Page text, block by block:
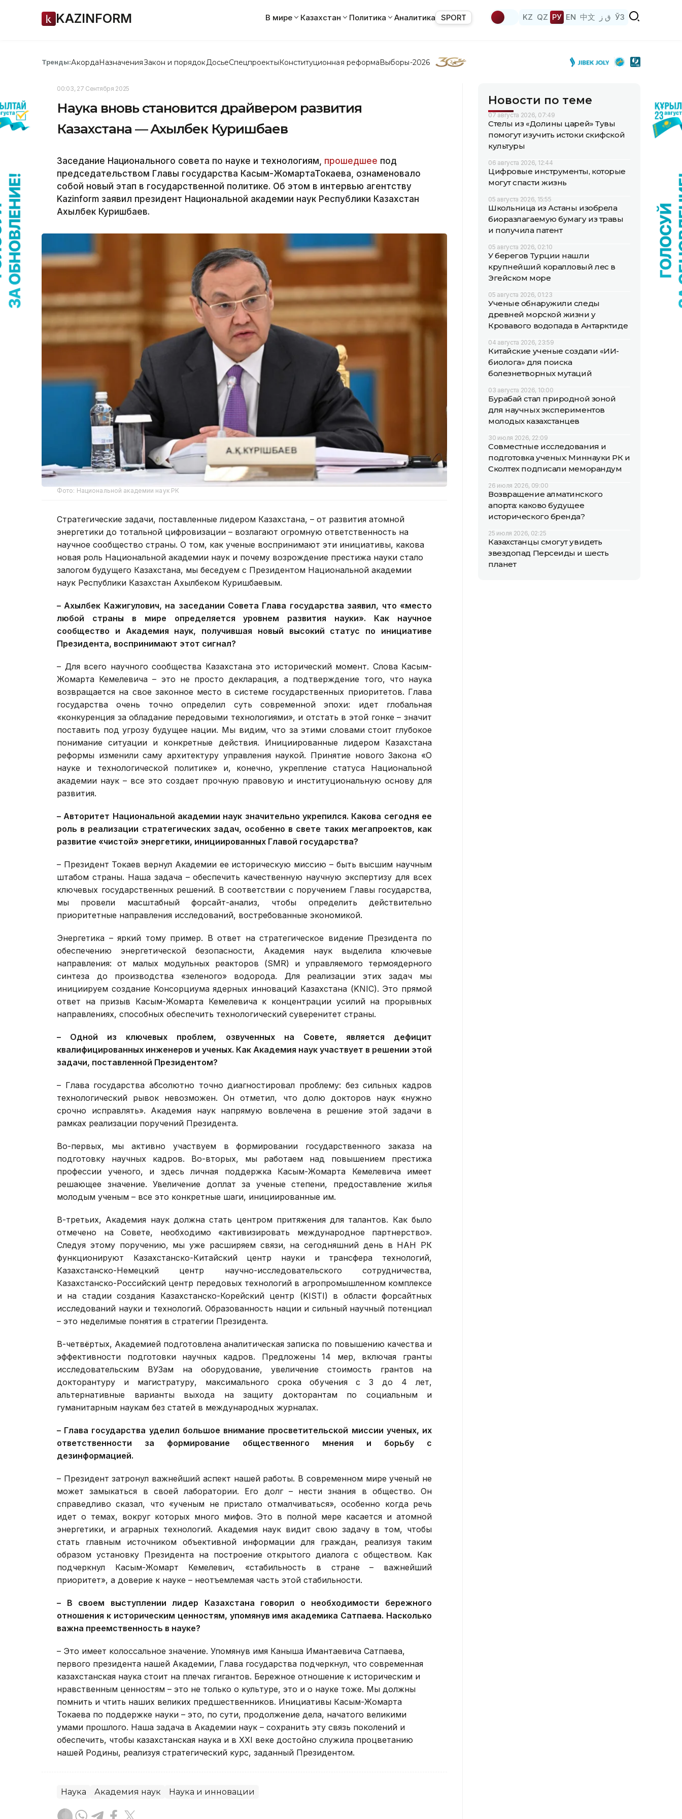
KAZINFORM В мире Казахстан Политика Аналитика SPORT KZ QZ РУ EN 中文 ق ز ЎЗ
Тренды:АкордаНазначенияЗакон и порядок ДосьеСпецпроектыКонституционная реформаВыборы-2026
00:03, 27 Сентября 2025
Наука вновь становится драйвером развития
Казахстана — Ахылбек Куришбаев
Заседание Национального совета по науке и технологиям, прошедшее под
председательством Главы государства Касым-ЖомартаТокаева, ознаменовало
собой новый этап в государственной политике. Об этом в интервью агентству
Kazinform заявил президент Национальной академии наук Республики Казахстан
Ахылбек Куришбаев.
Фото: Национальной академии наук РК
Стратегические задачи, поставленные лидером Казахстана, – от развития атомной
энергетики до тотальной цифровизации – возлагают огромную ответственность на
научное сообщество страны. О том, как ученые воспринимают эти инициативы, какова
новая роль Национальной академии наук и почему возрождение престижа науки стало
залогом будущего Казахстана, мы беседуем с Президентом Национальной академии
наук Республики Казахстан Ахылбеком Куришбаевым.
– Ахылбек Кажигулович, на заседании Совета Глава государства заявил, что «место
любой страны в мире определяется уровнем развития науки». Как научное
сообщество и Академия наук, получившая новый высокий статус по инициативе
Президента, воспринимают этот сигнал?
– Для всего научного сообщества Казахстана это исторический момент. Слова Касым-
Жомарта Кемелевича – это не просто декларация, а подтверждение того, что наука
возвращается на свое законное место в системе государственных приоритетов. Глава
государства очень точно определил суть современной эпохи: идет глобальная
«конкуренция за обладание передовыми технологиями», и отстать в этой гонке – значит
поставить под угрозу будущее нации. Мы видим, что за этими словами стоит глубокое
понимание ситуации и конкретные действия. Инициированные лидером Казахстана
реформы изменили саму архитектуру управления наукой. Принятие нового Закона «О
науке и технологической политике» и, конечно, укрепление статуса Национальной
академии наук – все это создает прочную правовую и институциональную основу для
развития.
– Авторитет Национальной академии наук значительно укрепился. Какова сегодня ее
роль в реализации стратегических задач, особенно в свете таких мегапроектов, как
развитие «чистой» энергетики, инициированных Главой государства?
– Президент Токаев вернул Академии ее историческую миссию – быть высшим научным
штабом страны. Наша задача – обеспечить качественную научную экспертизу для всех
ключевых государственных решений. В соответствии с поручением Главы государства,
мы провели масштабный форсайт-анализ, чтобы определить действительно
приоритетные направления исследований, востребованные экономикой.
Энергетика – яркий тому пример. В ответ на стратегическое видение Президента по
обеспечению энергетической безопасности, Академия наук выделила ключевые
направления: от малых модульных реакторов (SMR) и управляемого термоядерного
синтеза до производства «зеленого» водорода. Для реализации этих задач мы
инициируем создание Консорциума ядерных инноваций Казахстана (KNIC). Это прямой
ответ на призыв Касым-Жомарта Кемелевича к концентрации усилий на прорывных
направлениях, способных обеспечить технологический суверенитет страны.
– Одной из ключевых проблем, озвученных на Совете, является дефицит
квалифицированных инженеров и ученых. Как Академия наук участвует в решении этой
задачи, поставленной Президентом?
– Глава государства абсолютно точно диагностировал проблему: без сильных кадров
технологический рывок невозможен. Он отметил, что долю докторов наук «нужно
срочно исправлять». Академия наук напрямую вовлечена в решение этой задачи в
рамках реализации поручений Президента.
Во-первых, мы активно участвуем в формировании государственного заказа на
подготовку научных кадров. Во-вторых, мы работаем над повышением престижа
профессии ученого, и здесь личная поддержка Касым-Жомарта Кемелевича имеет
решающее значение. Увеличение доплат за ученые степени, предоставление жилья
молодым ученым – все это конкретные шаги, инициированные им.
В-третьих, Академия наук должна стать центром притяжения для талантов. Как было
отмечено на Совете, необходимо «активизировать международное партнерство».
Следуя этому поручению, мы уже расширяем связи, на сегодняшний день в НАН РК
функционируют Казахстанско-Китайский центр науки и трансфера технологий,
Казахстанско-Немецкий центр научно-исследовательского сотрудничества,
Казахстанско-Российский центр передовых технологий в агропромышленном комплексе
и на стадии создания Казахстанско-Корейский центр (KISTI) в области форсайтных
исследований науки и технологий. Образованность нации и сильный научный потенциал
– это неделимые понятия в стратегии Президента.
В-четвёртых, Академией подготовлена аналитическая записка по повышению качества и
эффективности подготовки научных кадров. Предложены 14 мер, включая гранты
исследовательским ВУЗам на оборудование, увеличение стоимость грантов на
докторантуру и магистратуру, максимального срока обучения с 3 до 4 лет,
альтернативные варианты выхода на защиту докторантам по социальным и
гуманитарным наукам без статей в международных журналах.
– Глава государства уделил большое внимание просветительской миссии ученых, их
ответственности за формирование общественного мнения и борьбу с
дезинформацией.
– Президент затронул важнейший аспект нашей работы. В современном мире ученый не
может замыкаться в своей лаборатории. Его долг – нести знания в общество. Он
справедливо сказал, что «ученым не пристало отмалчиваться», особенно когда речь
идет о темах, вокруг которых много мифов. Это в полной мере касается и атомной
энергетики, и аграрных технологий. Академия наук видит свою задачу в том, чтобы
стать главным источником объективной информации для граждан, реализуя таким
образом установку Президента на построение открытого диалога с обществом. Как
подчеркнул Касым-Жомарт Кемелевич, «стабильность в стране – важнейший
приоритет», а доверие к науке – неотъемлемая часть этой стабильности.
– В своем выступлении лидер Казахстана говорил о необходимости бережного
отношения к историческим ценностям, упомянув имя академика Сатпаева. Насколько
важна преемственность в науке?
– Это имеет колоссальное значение. Упомянув имя Каныша Имантаевича Сатпаева,
первого президента нашей Академии, Глава государства подчеркнул, что современная
казахстанская наука стоит на плечах гигантов. Бережное отношение к историческим и
нравственным ценностям – это не только о культуре, это и о науке тоже. Мы должны
помнить и чтить наших великих предшественников. Инициативы Касым-Жомарта
Токаева по поддержке науки – это, по сути, продолжение дела, начатого великими
умами прошлого. Наша задача в Академии наук – сохранить эту связь поколений и
обеспечить, чтобы казахстанская наука и в XXI веке достойно служила процветанию
нашей Родины, реализуя стратегический курс, заданный Президентом.
Наука Академия наук Наука и инновации
Новости по теме
07 августа 2026, 07:49
Стелы из «Долины царей» Тувы
помогут изучить истоки скифской
культуры
06 августа 2026, 12:44
Цифровые инструменты, которые
могут спасти жизнь
05 августа 2026, 15:55
Школьница из Астаны изобрела
биоразлагаемую бумагу из травы
и получила патент
05 августа 2026, 02:10
У берегов Турции нашли
крупнейший коралловый лес в
Эгейском море
05 августа 2026, 01:23
Ученые обнаружили следы
древней морской жизни у
Кровавого водопада в Антарктиде
04 августа 2026, 23:59
Китайские ученые создали «ИИ-
биолога» для поиска
болезнетворных мутаций
03 августа 2026, 10:00
Бурабай стал природной зоной
для научных экспериментов
молодых казахстанцев
30 июля 2026, 22:09
Совместные исследования и
подготовка ученых: Миннауки РК и
Сколтех подписали меморандум
26 июля 2026, 09:00
Возвращение алматинского
апорта: каково будущее
исторического бренда?
25 июля 2026, 02:25
Казахстанцы смогут увидеть
звездопад Персеиды и шесть
планет